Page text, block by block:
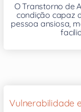
O Transtorno de
condição capaz
pessoa ansiosa,
Vulnerabilidade